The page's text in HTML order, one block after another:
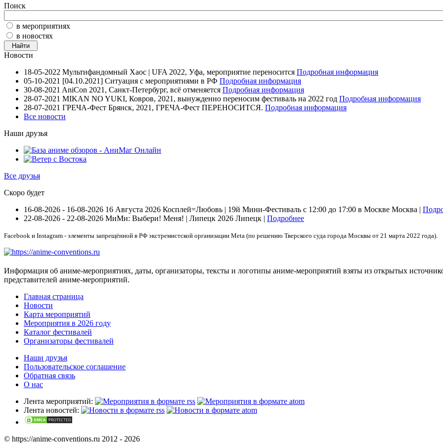
Поиск
в мероприятиях
в новостях
Новости
18-05-2022 Мультифандомный Хаос | UFA 2022, Уфа, мероприятие переносится Подробная информация
05-10-2021 [04.10.2021] Ситуация с мероприятиями в РФ Подробная информация
30-08-2021 AniCon 2021, Санкт-Петербург, всё отменяется Подробная информация
28-07-2021 MIKAN NO YUKI, Ковров, 2021, вынужденно переносим фестиваль на 2022 год Подробная информация
28-07-2021 ГРЕЧА-Фест Брянск, 2021, ГРЕЧА-Фест ПЕРЕНОСИТСЯ. Подробная информация
Все новости
Наши друзья
Все друзья
Скоро будет
16-08-2026 - 16-08-2026 16 Августа 2026 Косплей=Любовь | 19й Мини-Фестиваль с 12:00 до 17:00 в Москве Москва |
22-08-2026 - 22-08-2026 МиМи: Выбери! Меня! | Липецк 2026 Липецк | Подробнее
Facebook и Instagram - элементы запрещённой в РФ экстремистской организации Meta (по решению Тверского суда города Москвы от 21 марта 2022 года).
Информация об аниме-мероприятиях, даты, организаторы, тексты и логотипы аниме-мероприятий взяты из открытых
представителей аниме-мероприятий.
Главная страница
Новости
Карта мероприятий
Мероприятия в 2026 году
Каталог фестивалей
Организаторы фестивалей
Наши друзья
Пользовательское соглашение
Обратная связь
О нас
Лента мероприятий:
Лента новостей:
© https://anime-conventions.ru 2012 - 2026